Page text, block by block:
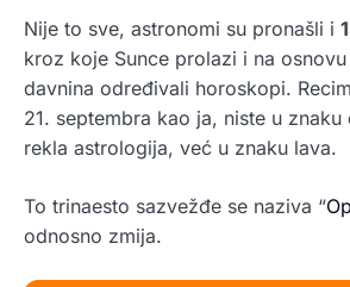
Nije to sve, astronomi su pronašli i
kroz koje Sunce prolazi i na
davnina određivali horoskopi.
21. septembra kao ja, niste u
rekla astrologija, već u znaku lava.
To trinaesto sazvežđe se naziva “
odnosno zmija.